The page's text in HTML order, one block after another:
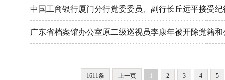
中国工商银行厦门分行党委委员、副行长丘远平接受
广东省档案馆办公室原二级巡视员李康年被开除党籍和
1611条 上一页 1 2 3 4 5